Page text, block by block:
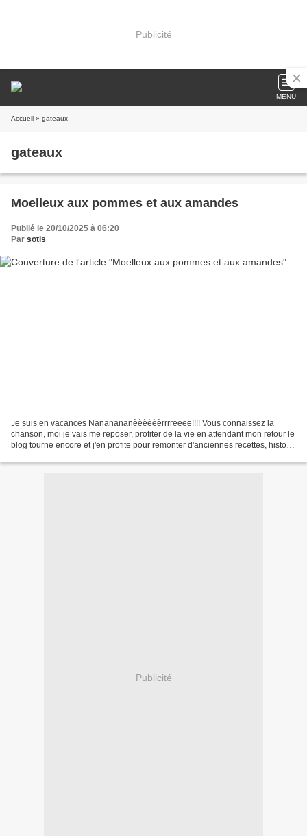
Publicité
MENU
Accueil » gateaux
gateaux
Moelleux aux pommes et aux amandes
Publié le 20/10/2025 à 06:20
Par sotis
Je suis en vacances Nananananèèèèèèrrrreeee!!!! Vous connaissez la
chanson, moi je vais me reposer, profiter de la vie en attendant mon retour le
blog tourne encore et j'en profite pour remonter d'anciennes recettes, histoire
Publicité